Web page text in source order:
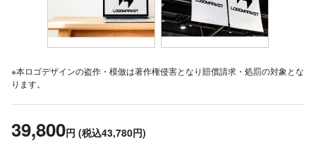
※本ロゴデザインの盗作・模倣は著作権侵害となり賠償請求・処罰の対象とな
ります。
39,800円 (税込43,780円)